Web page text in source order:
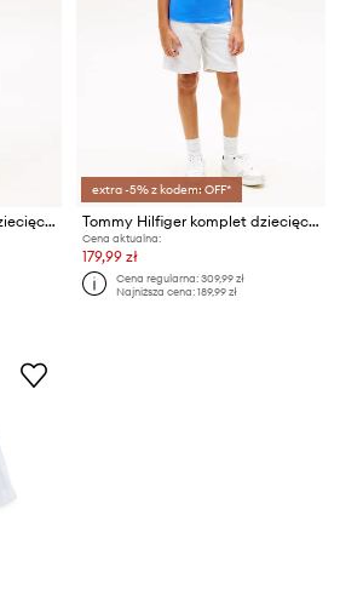
Tommy Hilfiger komplet dziecięcy z bawełną
extra -5% z kodem: OFF*
Tommy Hilfiger komplet dziecięcy z bawełny
Cena aktualna:
179,99 zł
Cena regularna:309,99 zł
Najniższa cena:189,99 zł